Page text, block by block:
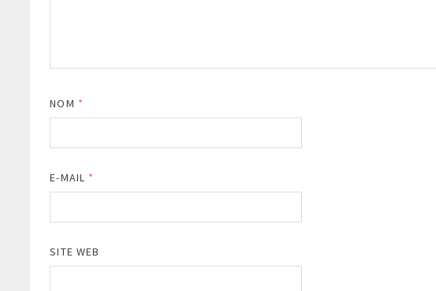
NOM *
E-MAIL *
SITE WEB